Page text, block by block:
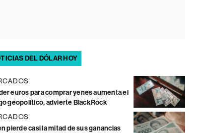
DEL DÓLAR HOY
euros para comprar yenes aumenta el
geopolítico, advierte BlackRock
pierde casi la mitad de sus ganancias